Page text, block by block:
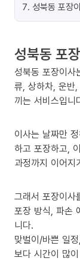
7. 성북동 포장
성북동 포
성북동 포장이사
류, 상하차, 운반
끼는 서비스입니
이사는 날짜만
하고 포장하고,
과정까지 이어지
그래서 포장이사
포장 방식, 파손
니다.
맞벌이/바쁜 일
보다 시간이 많